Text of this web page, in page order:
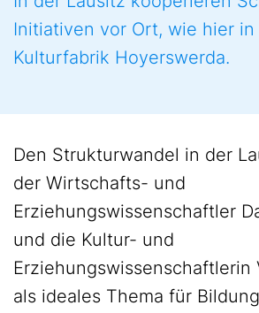
Initiativen vor Ort, wie hier in
Kulturfabrik Hoyerswerda.
Den Strukturwandel in der
der Wirtschafts- und
Erziehungswissenschaftler
und die Kultur- und
Erziehungswissenschaftlerin
als ideales Thema für